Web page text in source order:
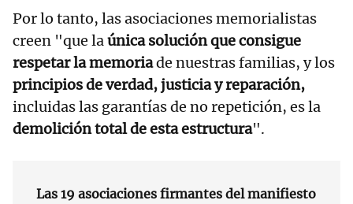
Por lo tanto, las asociaciones memorialistas
creen "que laúnica solución que consigue
respetar la memoriade nuestras familias, y los
principios de verdad, justicia y reparación,
incluidas las garantías de no repetición, es la
demolición total de esta estructura".
Las 19 asociaciones firmantes del manifiesto